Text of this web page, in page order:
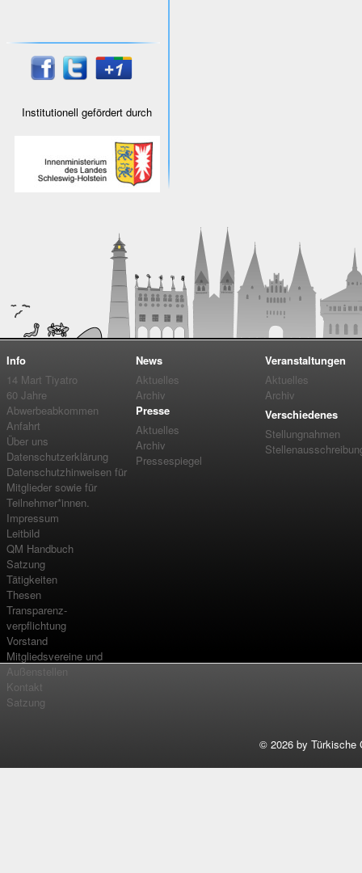
Institutionell gefördert durch
Info
14 Mart Tiyatro
60 Jahre
Abwerbeabkommen
Anfahrt
Über uns
Datenschutzerklärung
Datenschutzhinweisen für
Mitglieder sowie für
Teilnehmer*innen.
Impressum
Leitbild
QM Handbuch
Satzung
Tätigkeiten
Thesen
Transparenz-
verpflichtung
Vorstand
Mitgliedsvereine und
Außenstellen
Kontakt
Satzung
News
Aktuelles
Archiv
Presse
Aktuelles
Archiv
Pressespiegel
Veranstaltungen
Aktuelles
Archiv
Verschiedenes
Stellungnahmen
© 2026 by Türkische